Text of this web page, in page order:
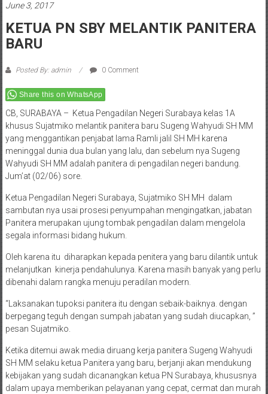
June 3, 2017
KETUA PN SBY MELANTIK PANITERA
BARU
Posted By: admin 0 Comment
Share this on WhatsApp
CB, SURABAYA – Ketua Pengadilan Negeri Surabaya kelas 1A
khusus Sujatmiko melantik panitera baru Sugeng Wahyudi SH MM
yang menggantikan penjabat lama Ramli jalil SH MH karena
meninggal dunia dua bulan yang lalu, dan sebelum nya Sugeng
Wahyudi SH MM adalah panitera di pengadilan negeri bandung.
Jum’at (02/06) sore.
Ketua Pengadilan Negeri Surabaya, Sujatmiko SH MH dalam
sambutan nya usai prosesi penyumpahan mengingatkan, jabatan
Panitera merupakan ujung tombak pengadilan dalam mengelola
segala informasi bidang hukum.
Oleh karena itu diharapkan kepada penitera yang baru dilantik untuk
melanjutkan kinerja pendahulunya. Karena masih banyak yang perlu
dibenahi dalam rangka menuju peradilan modern.
“Laksanakan tupoksi panitera itu dengan sebaik-baiknya. dengan
berpegang teguh dengan sumpah jabatan yang sudah diucapkan, ”
pesan Sujatmiko.
Ketika ditemui awak media diruang kerja panitera Sugeng Wahyudi
SH MM selaku ketua Panitera yang baru, berjanji akan mendukung
kebijakan yang sudah dicanangkan ketua PN Surabaya, khususnya
dalam upaya memberikan pelayanan yang cepat, cermat dan murah